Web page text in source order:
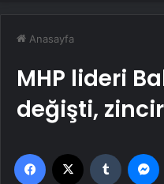
Anasayfa
MHP lideri
değişti, zincir
Facebook Tumblr